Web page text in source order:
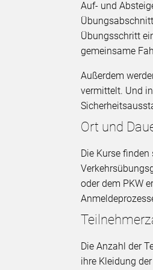
Auf- und
Übungsschritt
gemeinsame
Außerdem
vermittelt. Und
Ort und
Die Kurse
oder dem PKW
Die Anzahl der
ihre Kleidung